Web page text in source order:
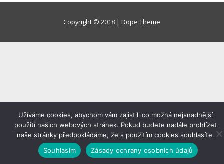
Copyright © 2018 | Dope Theme
Užíváme cookies, abychom vám zajistili co možná nejsnadnější
použití našich webových stránek. Pokud budete nadále prohlížet
naše stránky předpokládáme, že s použitím cookies souhlasíte.
Souhlasím
Zásady ochrany osobních údajů